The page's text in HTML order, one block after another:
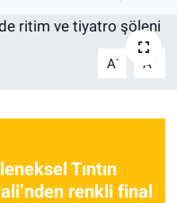
A- A +
Tıntın
renkli final